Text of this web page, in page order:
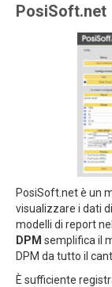
PosiSoft.net
PosiSoft.net è un
visualizzare i dati
modelli di report nel
DPM semplifica il
DPM da tutto il
È sufficiente